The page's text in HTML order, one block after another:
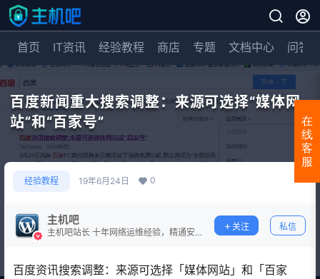
首页 IT资讯 经验教程 商店 专题 文档中心 问答
百度新闻重大搜索调整：来源可选择“媒体网
站”和“百家号”
经验教程 19年6月24日 0
主机吧
主机吧站长 十年网络运维经验，精通安
关注 私信
百度资讯搜索调整：来源可选择「媒体网站」和「百家
在
线
客
服